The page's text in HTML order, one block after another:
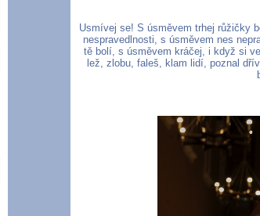
Usmívej se! S úsměvem trhej růžičky
nespravedlnosti, s úsměvem nes
tě bolí, s úsměvem kráčej, i když si
lež, zlobu, faleš, klam lidí, poznal